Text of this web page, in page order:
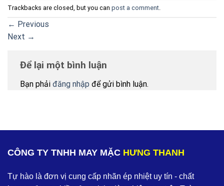
Trackbacks are closed, but you can post a comment.
← Previous
Next →
Để lại một bình luận
Bạn phải đăng nhập để gửi bình luận.
CÔNG TY TNHH MAY MẶC HƯNG THANH
Tự hào là đơn vị cung cấp nhãn ép nhiệt uy tín - chất